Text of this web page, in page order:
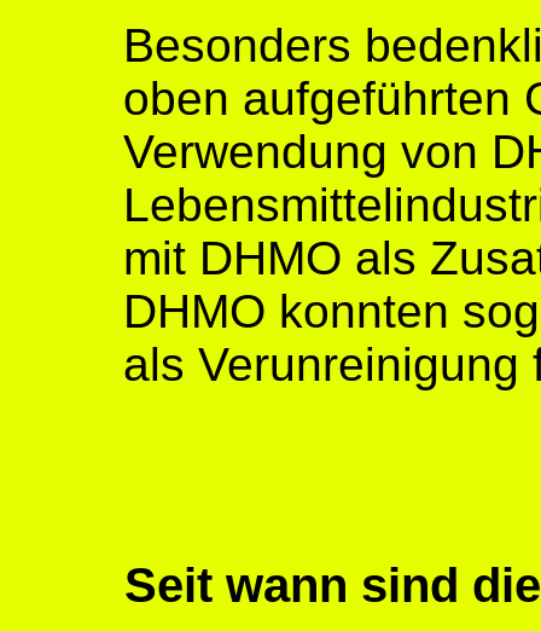
Besonders
oben aufgeführten
Verwendung von
mit DHMO als
DHMO konnten
als Verunreinigung
Seit wann sind